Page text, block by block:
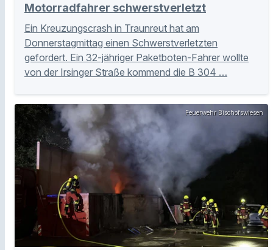
Motorradfahrer schwerstverletzt
Ein Kreuzungscrash in Traunreut hat am
Donnerstagmittag einen Schwerstverletzten
gefordert. Ein 32-jähriger Paketboten-Fahrer wollte
von der Irsinger Straße kommend die B 304 …
Feuerwehr Bischofswiesen